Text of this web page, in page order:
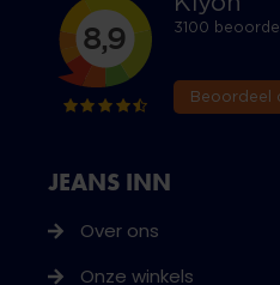
JEANS INN
Over ons
Onze winkels